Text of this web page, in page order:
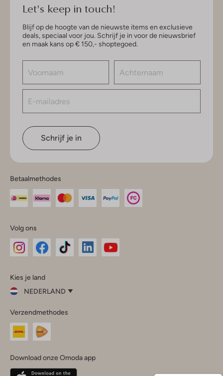
Let's keep in touch!
Blijf op de hoogte van de nieuwste items en exclusieve
deals, speciaal voor jou. Schrijf je in voor de nieuwsbrief
en maak kans op € 150,- shoptegoed.
Schrijf je in
Betaalmethodes
Volg ons
InstagramFacebook
Kies je land
NEDERLAND
je
land
Nederland
Belgique(Français)
Verzendmethodes
Download onze Omoda app